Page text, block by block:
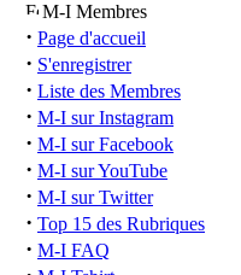
M-I Membres
· Page d'accueil
· S'enregistrer
· Liste des Membres
· M-I sur Instagram
· M-I sur Facebook
· M-I sur YouTube
· M-I sur Twitter
· Top 15 des Rubriques
· M-I FAQ